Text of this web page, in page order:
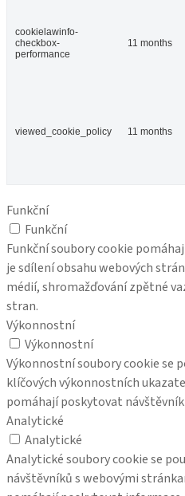
cookielawinfo-
checkbox-
performance
11 months
viewed_cookie_policy 11 months
Funkční
Funkční
Funkční soubory cookie
je sdílení obsahu webových
médií, shromažďování zpětné
stran.
Výkonnostní
Výkonnostní
Výkonnostní soubory cookie se
klíčových výkonnostních
pomáhají poskytovat
Analytické
Analytické
Analytické soubory cookie se
návštěvníků s webovými